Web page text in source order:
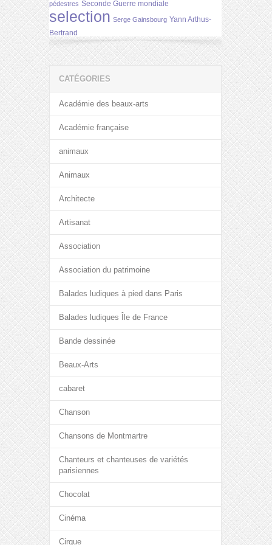
pédestres Seconde Guerre mondiale
selection Serge Gainsbourg Yann Arthus-
Bertrand
CATÉGORIES
Académie des beaux-arts
Académie française
animaux
Animaux
Architecte
Artisanat
Association
Association du patrimoine
Balades ludiques à pied dans Paris
Balades ludiques Île de France
Bande dessinée
Beaux-Arts
cabaret
Chanson
Chansons de Montmartre
Chanteurs et chanteuses de variétés
parisiennes
Chocolat
Cinéma
Cirque